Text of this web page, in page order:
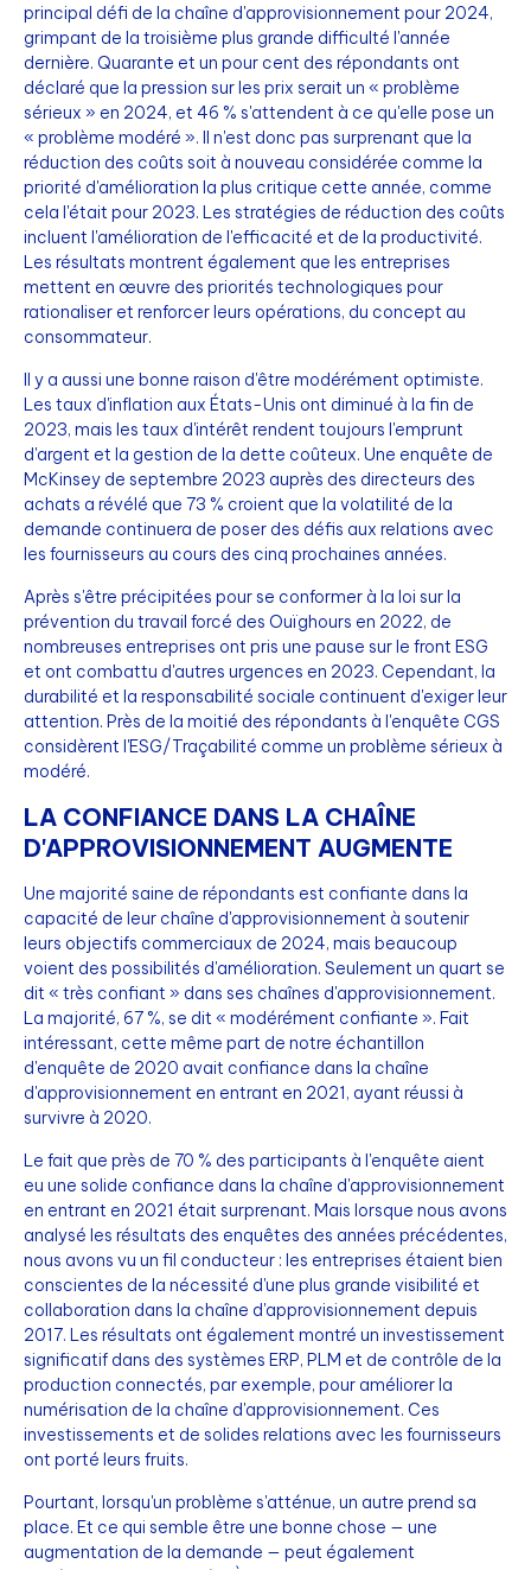
principal défi de la chaîne d'approvisionnement pour 2024,
grimpant de la troisième plus grande difficulté l'année
dernière. Quarante et un pour cent des répondants ont
déclaré que la pression sur les prix serait un « problème
sérieux » en 2024, et 46 % s'attendent à ce qu'elle pose un
« problème modéré ». Il n'est donc pas surprenant que la
réduction des coûts soit à nouveau considérée comme la
priorité d'amélioration la plus critique cette année, comme
cela l'était pour 2023. Les stratégies de réduction des coûts
incluent l'amélioration de l'efficacité et de la productivité.
Les résultats montrent également que les entreprises
mettent en œuvre des priorités technologiques pour
rationaliser et renforcer leurs opérations, du concept au
consommateur.
Il y a aussi une bonne raison d'être modérément optimiste.
Les taux d'inflation aux États-Unis ont diminué à la fin de
2023, mais les taux d'intérêt rendent toujours l'emprunt
d'argent et la gestion de la dette coûteux. Une enquête de
McKinsey de septembre 2023 auprès des directeurs des
achats a révélé que 73 % croient que la volatilité de la
demande continuera de poser des défis aux relations avec
les fournisseurs au cours des cinq prochaines années.
Après s'être précipitées pour se conformer à la loi sur la
prévention du travail forcé des Ouïghours en 2022, de
nombreuses entreprises ont pris une pause sur le front ESG
et ont combattu d'autres urgences en 2023. Cependant, la
durabilité et la responsabilité sociale continuent d'exiger leur
attention. Près de la moitié des répondants à l'enquête CGS
considèrent l'ESG/Traçabilité comme un problème sérieux à
modéré.
LA CONFIANCE DANS LA CHAÎNE
D'APPROVISIONNEMENT AUGMENTE
Une majorité saine de répondants est confiante dans la
capacité de leur chaîne d'approvisionnement à soutenir
leurs objectifs commerciaux de 2024, mais beaucoup
voient des possibilités d'amélioration. Seulement un quart se
dit « très confiant » dans ses chaînes d'approvisionnement.
La majorité, 67 %, se dit « modérément confiante ». Fait
intéressant, cette même part de notre échantillon
d'enquête de 2020 avait confiance dans la chaîne
d'approvisionnement en entrant en 2021, ayant réussi à
survivre à 2020.
Le fait que près de 70 % des participants à l'enquête aient
eu une solide confiance dans la chaîne d'approvisionnement
en entrant en 2021 était surprenant. Mais lorsque nous avons
analysé les résultats des enquêtes des années précédentes,
nous avons vu un fil conducteur : les entreprises étaient bien
conscientes de la nécessité d'une plus grande visibilité et
collaboration dans la chaîne d'approvisionnement depuis
2017. Les résultats ont également montré un investissement
significatif dans des systèmes ERP, PLM et de contrôle de la
production connectés, par exemple, pour améliorer la
numérisation de la chaîne d'approvisionnement. Ces
investissements et de solides relations avec les fournisseurs
ont porté leurs fruits.
Pourtant, lorsqu'un problème s'atténue, un autre prend sa
place. Et ce qui semble être une bonne chose — une
augmentation de la demande — peut également